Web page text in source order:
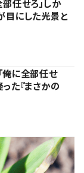
任せろ」しか
目にした光景と
俺に全部任せ
た『まさかの